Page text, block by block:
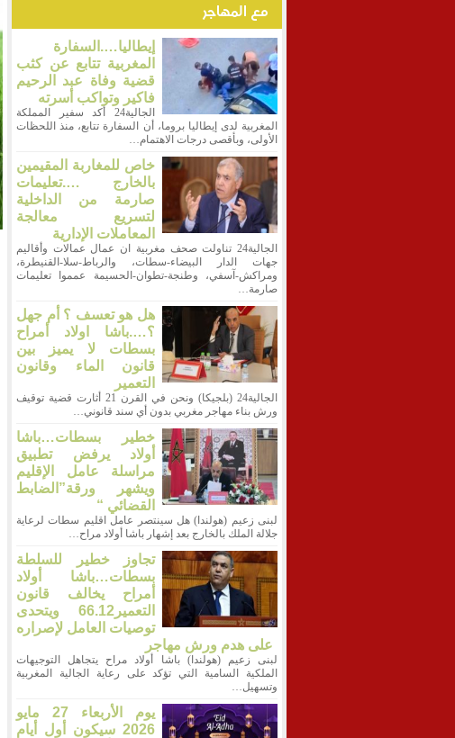
مع المهاجر
إيطاليا….السفارة
المغربية تتابع عن كثب
قضية وفاة عبد الرحيم
فاكير وتواكب أسرته
الجالية24 أكد سفير المملكة
المغربية لدى إيطاليا بروما، أن السفارة تتابع، منذ اللحظات
الأولى، وبأقصى درجات الاهتمام…
خاص للمغاربة المقيمين
بالخارج ….تعليمات
صارمة من الداخلية
لتسريع معالجة
المعاملات الإدارية
الجالية24 تناولت صحف مغربية ان عمال عمالات وأقاليم
جهات الدار البيضاء-سطات، والرباط-سلا-القنيطرة،
ومراكش-آسفي، وطنجة-تطوان-الحسيمة عمموا تعليمات
صارمة…
هل هو تعسف ؟ أم جهل
؟….باشا اولاد أمراح
بسطات لا يميز بين
قانون الماء وقانون
التعمير
الجالية24 (بلجيكا) ونحن في القرن 21 أثارت قضية توقيف
ورش بناء مهاجر مغربي بدون أي سند قانوني…
خطير بسطات…باشا
أولاد يرفض تطبيق
مراسلة عامل الإقليم
ويشهر ورقة”الضابط
القضائي “
لبنى زعيم (هولندا) هل سينتصر عامل اقليم سطات لرعاية
جلالة الملك بالخارج بعد إشهار باشا أولاد مراح…
تجاوز خطير للسلطة
بسطات…باشا أولاد
أمراح يخالف قانون
التعمير66.12 ويتحدى
توصيات العامل لإصراره
على هدم ورش مهاجر
لبنى زعيم (هولندا) باشا أولاد مراح يتجاهل التوجيهات
الملكية السامية التي تؤكد على رعاية الجالية المغربية
وتسهيل…
يوم الأربعاء 27 مايو
2026 سيكون أول أيام